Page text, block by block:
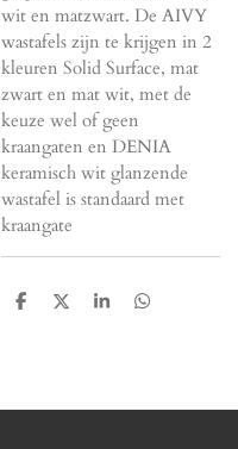
wit en matzwart. De AIVY
wastafels zijn te krijgen in 2
kleuren Solid Surface, mat
zwart en mat wit, met de
keuze wel of geen
kraangaten en DENIA
keramisch wit glanzende
wastafel is standaard met
kraangate
D
D
S
D